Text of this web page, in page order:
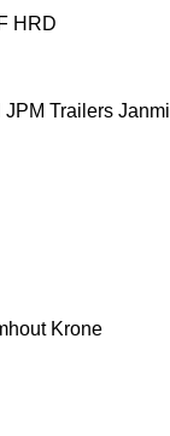
HRD
JPM Trailers Janmil
Krone